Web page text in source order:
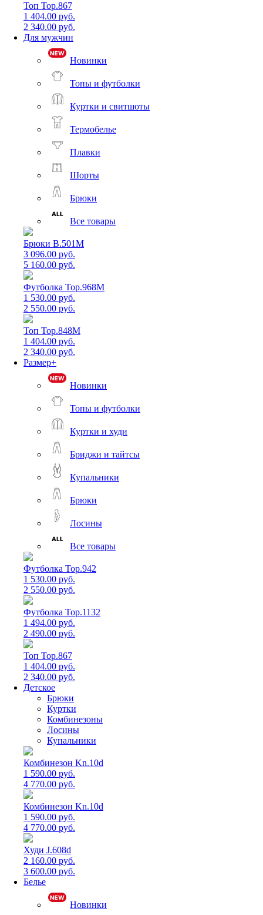
Топ Top.867
1 404.00 руб.
2 340.00 руб.
Для мужчин
Новинки
Топы и футболки
Куртки и свитшоты
Термобелье
Плавки
Шорты
Брюки
Все товары
Брюки B.501M
3 096.00 руб.
5 160.00 руб.
Футболка Top.968M
1 530.00 руб.
2 550.00 руб.
Топ Top.848M
1 404.00 руб.
2 340.00 руб.
Размер+
Новинки
Топы и футболки
Куртки и худи
Бриджи и тайтсы
Купальники
Брюки
Лосины
Все товары
Футболка Top.942
1 530.00 руб.
2 550.00 руб.
Футболка Top.1132
1 494.00 руб.
2 490.00 руб.
Топ Top.867
1 404.00 руб.
2 340.00 руб.
Детское
Брюки
Куртки
Комбинезоны
Лосины
Купальники
Комбинезон Kn.10d
1 590.00 руб.
4 770.00 руб.
Комбинезон Kn.10d
1 590.00 руб.
4 770.00 руб.
Худи J.608d
2 160.00 руб.
3 600.00 руб.
Белье
Новинки